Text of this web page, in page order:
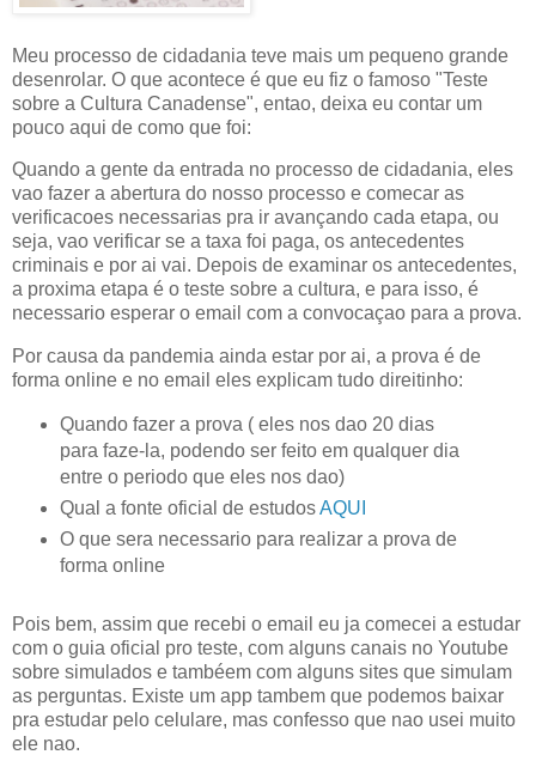
Meu processo de cidadania teve mais um pequeno grande
desenrolar. O que acontece é que eu fiz o famoso "Teste
sobre a Cultura Canadense", entao, deixa eu contar um
pouco aqui de como que foi:
Quando a gente da entrada no processo de cidadania, eles
vao fazer a abertura do nosso processo e comecar as
verificacoes necessarias pra ir avançando cada etapa, ou
seja, vao verificar se a taxa foi paga, os antecedentes
criminais e por ai vai. Depois de examinar os antecedentes,
a proxima etapa é o teste sobre a cultura, e para isso, é
necessario esperar o email com a convocaçao para a prova.
Por causa da pandemia ainda estar por ai, a prova é de
forma online e no email eles explicam tudo direitinho:
Quando fazer a prova ( eles nos dao 20 dias
para faze-la, podendo ser feito em qualquer dia
entre o periodo que eles nos dao)
Qual a fonte oficial de estudosAQUI
O que sera necessario para realizar a prova de
forma online
Pois bem, assim que recebi o email eu ja comecei a estudar
com o guia oficial pro teste, com alguns canais no Youtube
sobre simulados e tambéem com alguns sites que simulam
as perguntas. Existe um app tambem que podemos baixar
pra estudar pelo celulare, mas confesso que nao usei muito
ele nao.